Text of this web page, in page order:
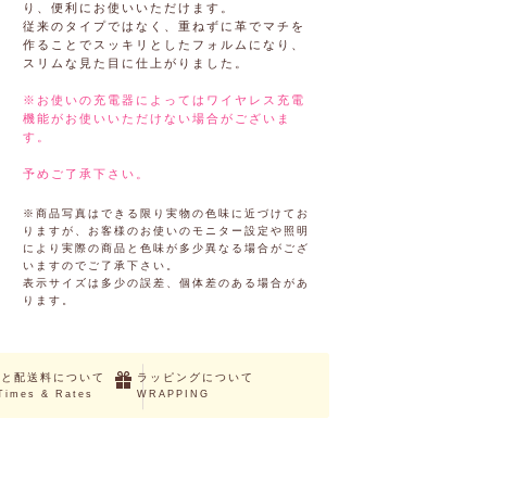
り、便利にお使いいただけます。
従来のタイプではなく、重ねずに革でマチを
作ることでスッキリとしたフォルムになり、
スリムな見た目に仕上がりました。
※お使いの充電器によってはワイヤレス充電
機能がお使いいただけない場合がございま
す。
予めご了承下さい。
※商品写真はできる限り実物の色味に近づけてお
りますが、お客様のお使いのモニター設定や照明
により実際の商品と色味が多少異なる場合がござ
いますのでご了承下さい。
表示サイズは多少の誤差、個体差のある場合があ
ります。
配送料について
& Rates
ラッピングについて
WRAPPING